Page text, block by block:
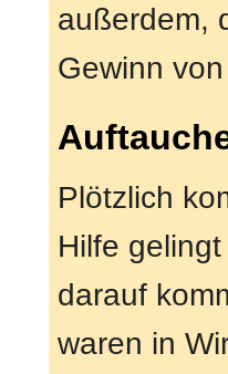
außerdem,
Gewinn
Plötzlich
Hilfe
darauf
waren in